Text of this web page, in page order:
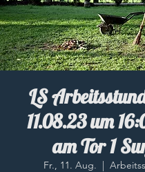
LS
11.08.23 um
am Tor 1
Fr., 11. Aug.
  |